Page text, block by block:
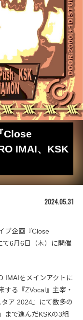
Close
IMAI、KSK
2024.05.31
ブ企画『Close
て6月6日（木）に開催
IMAIをメインアクトに
する『ZVocal』主宰・
ア 2024』にて数多の
まで進んだKSKの3組